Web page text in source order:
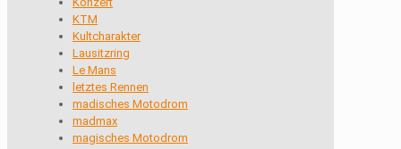
KTM
Kultcharakter
Lausitzring
Le Mans
letztes Rennen
madisches Motodrom
madmax
magisches Motodrom